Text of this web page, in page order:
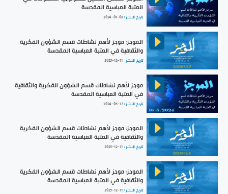
العتبة العباسية المقدسة
تاريخ النشر :2024-01-08
الموجز: موجز لأهم نشاطات قسم الشؤون الفكرية
والثقافية في العتبة العباسية المقدسة
تاريخ النشر : 2025-12-11
موجز لأهم نشاطات قسم الشؤون الفكرية والثقافية
في العتبة العباسية المقدسة
تاريخ النشر :2024-05-17
الموجز: موجز لأهم نشاطات قسم الشؤون الفكرية
والثقافية في العتبة العباسية المقدسة
تاريخ النشر : 2025-12-11
الموجز: موجز لأهم نشاطات قسم الشؤون الفكرية
والثقافية في العتبة العباسية المقدسة
تاريخ النشر : 2025-12-11